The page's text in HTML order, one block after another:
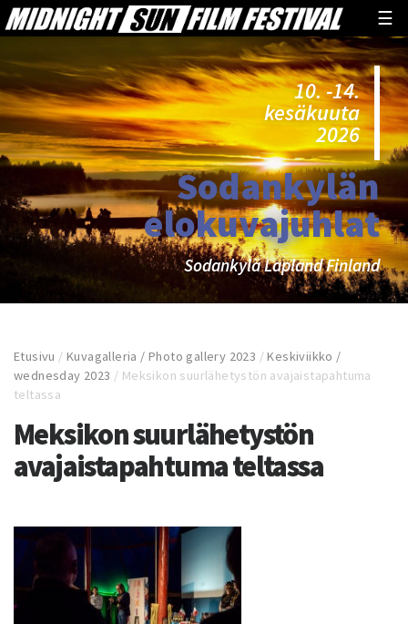
☰
10. -14.
kesäkuuta
2026
Sodankylän
elokuvajuhlat
Sodankylä Lapland Finland
Etusivu /Kuvagalleria / Photo gallery 2023 /Keskiviikko /
wednesday 2023 / Meksikon suurlähetystön avajaistapahtuma
teltassa
Meksikon suurlähetystön
avajaistapahtuma teltassa